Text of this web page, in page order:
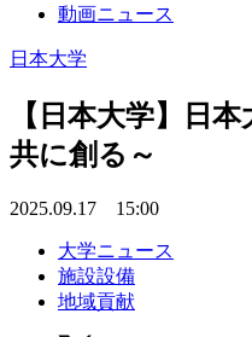
動画ニュース
日本大学
【日本大学】日
共に創る～
2025.09.17 15:00
大学ニュース
施設設備
地域貢献